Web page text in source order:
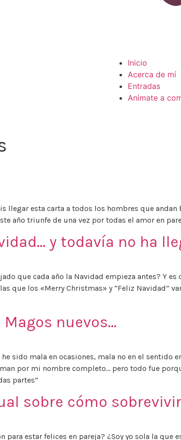
Inicio
Acerca de mí
Entradas
Anímate a
llegar esta carta a todos los hombres que
año triunfe de una vez por todas el amor en
y todavía no ha
que cada año la Navidad empieza antes? Y
que los «Merry Christmas» y “Feliz Navidad”
nuevos…
he sido mala en ocasiones, mala no en el
por mi nombre completo… pero todo fue
partes”
sobre cómo
para estar felices en pareja? ¿Soy yo sola la